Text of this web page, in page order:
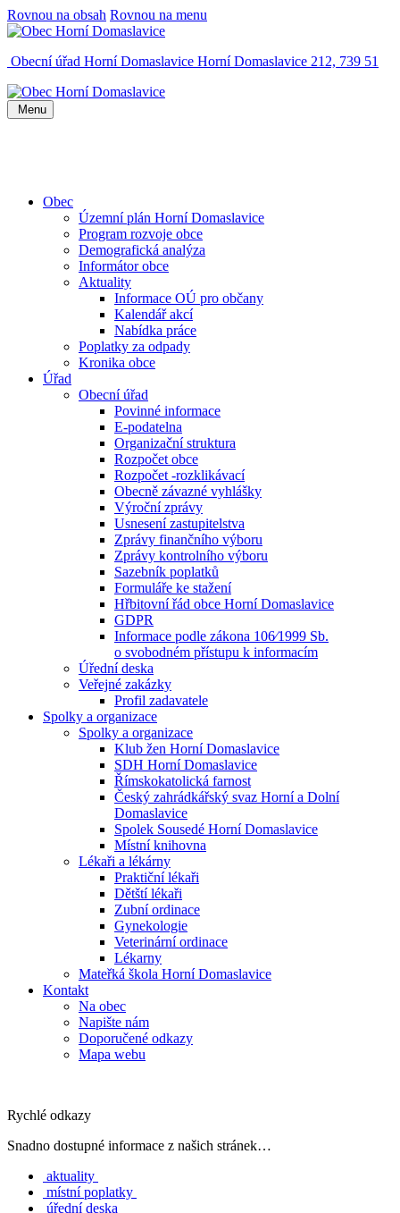
Rovnou na obsah Rovnou na menu
Obecní úřad Horní Domaslavice Horní Domaslavice 212, 739 51
Menu
Obec
Územní plán Horní Domaslavice
Program rozvoje obce
Demografická analýza
Informátor obce
Aktuality
Informace OÚ pro občany
Kalendář akcí
Nabídka práce
Poplatky za odpady
Kronika obce
Úřad
Obecní úřad
Povinné informace
E-podatelna
Organizační struktura
Rozpočet obce
Rozpočet -rozklikávací
Obecně závazné vyhlášky
Výroční zprávy
Usnesení zastupitelstva
Zprávy finančního výboru
Zprávy kontrolního výboru
Sazebník poplatků
Formuláře ke stažení
Hřbitovní řád obce Horní Domaslavice
GDPR
Informace podle zákona 106⁄1999 Sb.
o svobodném přístupu k informacím
Úřední deska
Veřejné zakázky
Profil zadavatele
Spolky a organizace
Spolky a organizace
Klub žen Horní Domaslavice
SDH Horní Domaslavice
Římskokatolická farnost
Český zahrádkářský svaz Horní a Dolní
Domaslavice
Spolek Sousedé Horní Domaslavice
Místní knihovna
Lékaři a lékárny
Praktiční lékaři
Dětští lékaři
Zubní ordinace
Gynekologie
Veterinární ordinace
Lékarny
Mateřká škola Horní Domaslavice
Kontakt
Na obec
Napište nám
Doporučené odkazy
Mapa webu
Rychlé odkazy
Snadno dostupné informace z našich stránek…
aktuality
místní poplatky
úřední deska